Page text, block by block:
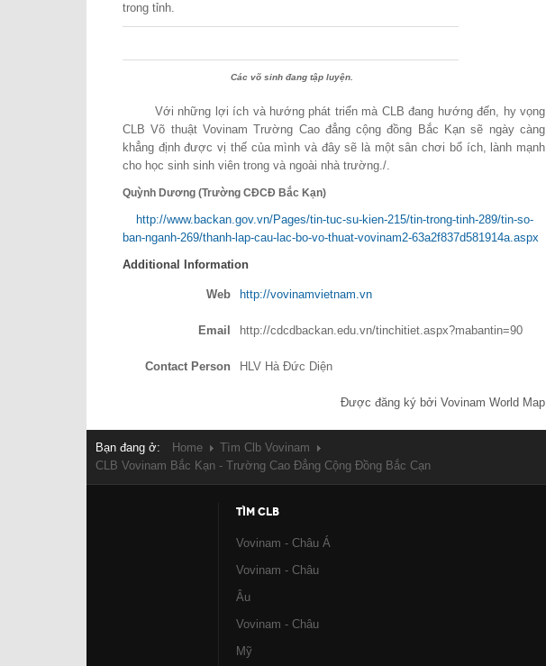
trong tỉnh.
Các võ sinh đang tập luyện.
Với những lợi ích và hướng phát triển mà CLB đang hướng đến, hy vọng
CLB Võ thuật Vovinam Trường Cao đẳng cộng đồng Bắc Kạn sẽ ngày càng
khẳng định được vị thế của mình và đây sẽ là một sân chơi bổ ích, lành mạnh
cho học sinh sinh viên trong và ngoài nhà trường./.
Quỳnh Dương (Trường CĐCĐ Bắc Kạn)
http://www.backan.gov.vn/Pages/tin-tuc-su-kien-215/tin-trong-tinh-289/tin-so-
ban-nganh-269/thanh-lap-cau-lac-bo-vo-thuat-vovinam2-63a2f837d581914a.aspx
Additional Information
Web http://vovinamvietnam.vn
Email http://cdcdbackan.edu.vn/tinchitiet.aspx?mabantin=90
Contact Person HLV Hà Đức Diện
Được đăng ký bởi Vovinam World Map
Bạn đang ở: Home
Tìm Clb Vovinam
CLB Vovinam Bắc Kạn - Trường Cao Đẳng Cộng Đồng Bắc Cạn
TÌM CLB
Vovinam - Châu Á
Vovinam - Châu
Âu
Vovinam - Châu
Mỹ